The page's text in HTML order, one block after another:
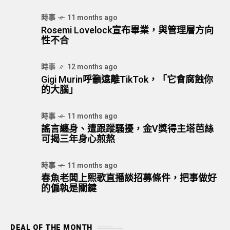
時事 11 months ago
Rosemi Lovelock宣布畢業，與管理層方向
性不合
時事 12 months ago
Gigi Murin呼籲遠離TikTok，「它會腐蝕你
的大腦」
時事 11 months ago
謠言纏身、遭跟蹤騷擾，金V獎得主塔芭絲
可揭三年身心煎熬
時事 11 months ago
春魚老闆上熙歌直播談招募條件，把事做好
的偏執是關鍵
DEAL OF THE MONTH